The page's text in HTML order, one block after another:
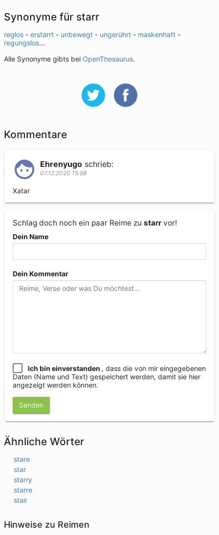
Synonyme für starr
reglos - erstarrt - unbewegt - ungerührt - maskenhaft -
regungslos...
Alle Synonyme gibts bei OpenThesaurus.
Kommentare
Ehrenyugo schrieb:
07.12.2020 15:58
Xatar
Schlag doch noch ein paar Reime zu starr vor!
Dein Name
Dein Kommentar
Ich bin einverstanden , dass die von mir eingegebenen
Daten (Name und Text) gespeichert werden, damit sie hier
angezeigt werden können.
Senden
Ähnliche Wörter
stare
star
starry
starre
stair
Hinweise zu Reimen